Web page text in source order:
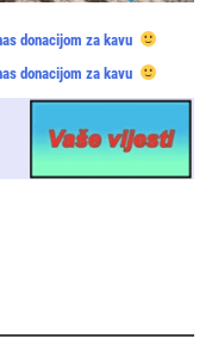
donacijom za kavu
donacijom za kavu